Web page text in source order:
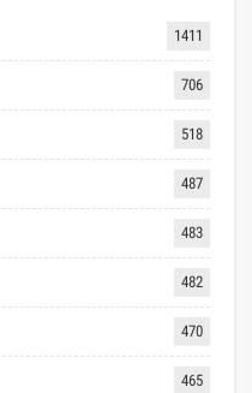
1411
706
518
487
483
482
470
465